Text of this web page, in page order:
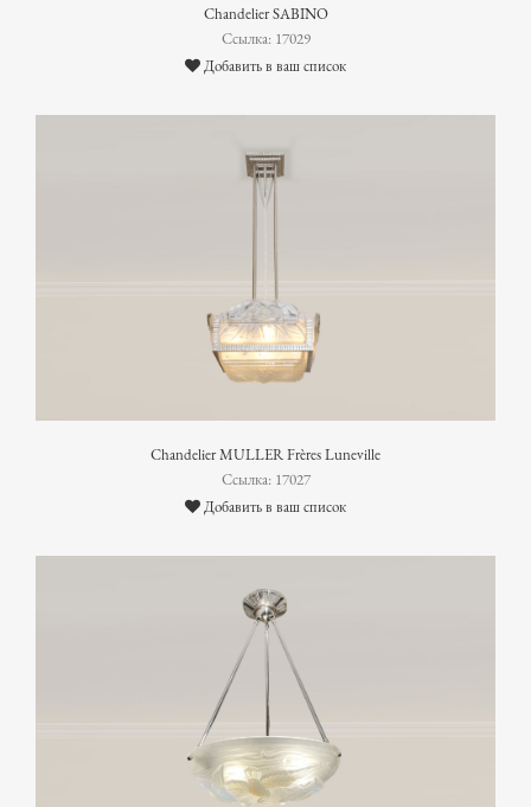
Chandelier SABINO
Ссылка: 17029
Добавить в ваш список
Chandelier MULLER Frères Luneville
Ссылка: 17027
Добавить в ваш список